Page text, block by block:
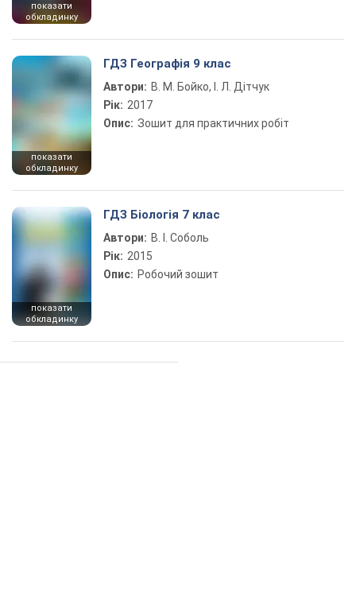
показати
обкладинку
показати
обкладинку
ГДЗ Географія 9 клас
Автори: В. М. Бойко, І. Л. Дітчук
Рік: 2017
Опис: Зошит для практичних робіт
показати
обкладинку
ГДЗ Біологія 7 клас
Автори: В. І. Соболь
Рік: 2015
Опис: Робочий зошит